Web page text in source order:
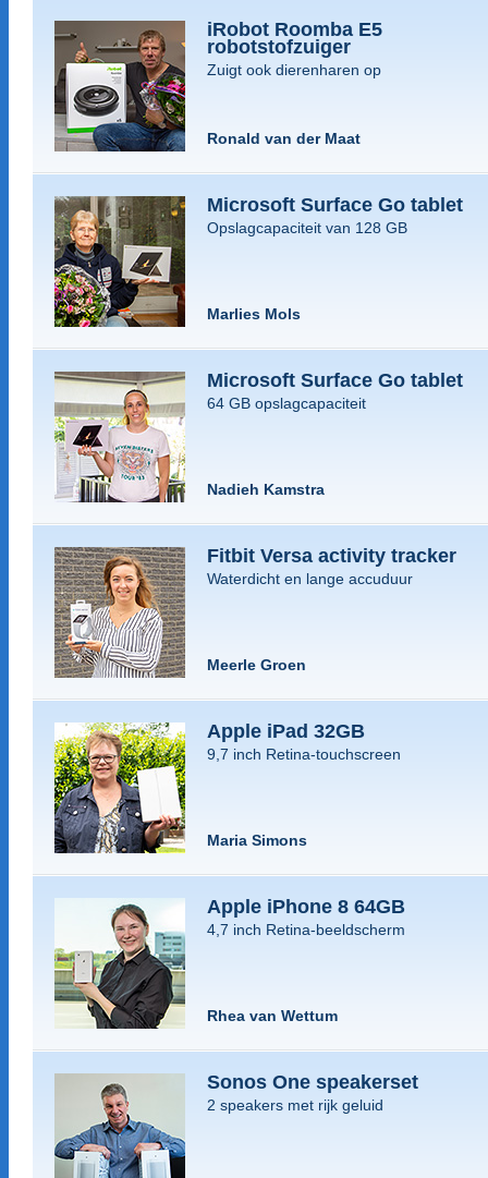
iRobot Roomba E5
robotstofzuiger
Zuigt ook dierenharen op
Ronald van der Maat
Microsoft Surface Go tablet
Opslagcapaciteit van 128 GB
Marlies Mols
Microsoft Surface Go tablet
64 GB opslagcapaciteit
Nadieh Kamstra
Fitbit Versa activity tracker
Waterdicht en lange accuduur
Meerle Groen
Apple iPad 32GB
9,7 inch Retina-touchscreen
Maria Simons
Apple iPhone 8 64GB
4,7 inch Retina-beeldscherm
Rhea van Wettum
Sonos One speakerset
2 speakers met rijk geluid